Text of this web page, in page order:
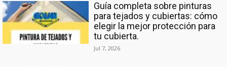
Guía completa sobre pinturas
para tejados y cubiertas: cómo
elegir la mejor protección para
tu cubierta.
Jul 7, 2026